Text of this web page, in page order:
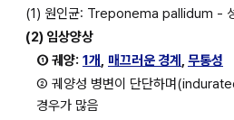
(1) 원인균: Treponema pallidum -
(2) 임상양상
① 궤양: 1개 , 매끄러운 경계 , 무통성
② 궤양성 병변이 단단하며
경우가 많음